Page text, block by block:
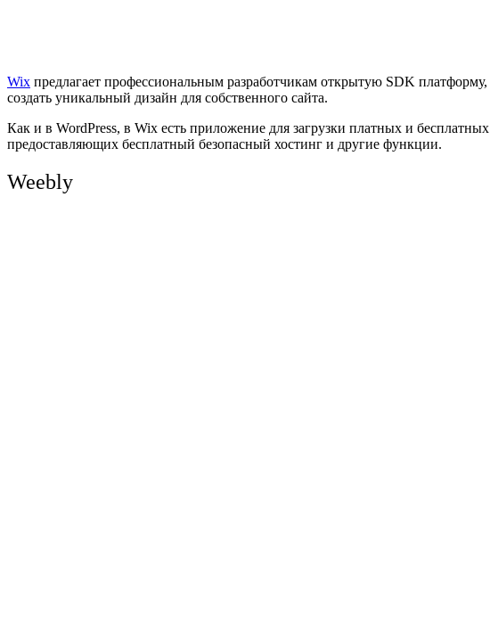
Wix предлагает профессиональным разработчикам открытую SDK
создать уникальный дизайн для собственного сайта.
Как и в WordPress, в Wix есть приложение для загрузки платных и
предоставляющих бесплатный безопасный хостинг и другие функции.
Weebly